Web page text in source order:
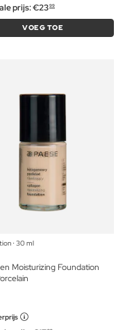
prijs:€2399
VOEG TOE
⋅ 30 ml
Moisturizing Foundation